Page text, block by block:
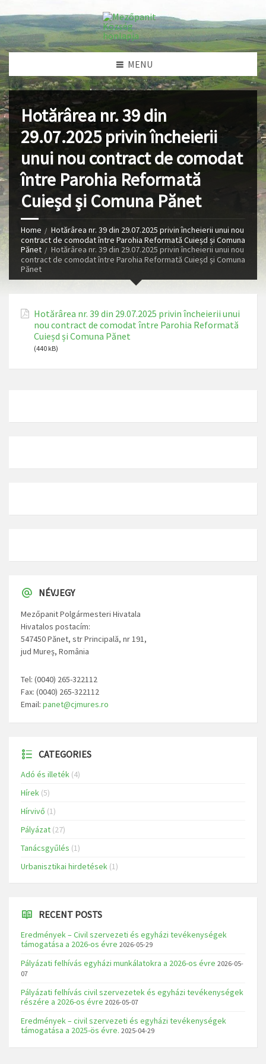
MENU
Hotărârea nr. 39 din
29.07.2025 privin încheierii
unui nou contract de comodat
între Parohia Reformată
Cuieșd și Comuna Pănet
Home
Hotărârea nr. 39 din 29.07.2025 privin încheierii unui nou
contract de comodat între Parohia Reformată Cuieșd și Comuna
Pănet
Hotărârea nr. 39 din 29.07.2025 privin încheierii unui nou
contract de comodat între Parohia Reformată Cuieșd și Comuna
Pănet
Hotărârea nr. 39 din 29.07.2025 privin încheierii unui
nou contract de comodat între Parohia Reformată
Cuieșd și Comuna Pănet
(440 kB)
NÉVJEGY
Mezőpanit Polgármesteri Hivatala
Hivatalos postacím:
547450 Pănet, str Principală, nr 191,
jud Mureș, România
Tel: (0040) 265-322112
Fax: (0040) 265-322112
Email: panet@cjmures.ro
CATEGORIES
Adó és illeték (4)
Hírek (5)
Hírvivő (1)
Pályázat (27)
Tanácsgyűlés (1)
Urbanisztikai hirdetések (1)
RECENT POSTS
Eredmények – Civil szervezeti és egyházi tevékenységek
támogatása a 2026-os évre 2026-05-29
Pályázati felhívás egyházi munkálatokra a 2026-os évre 2026-05-
07
Pályázati felhívás civil szervezetek és egyházi tevékenységek
részére a 2026-os évre 2026-05-07
Eredmények – civil szervezeti és egyházi tevékenységek
támogatása a 2025-ös évre. 2025-04-29